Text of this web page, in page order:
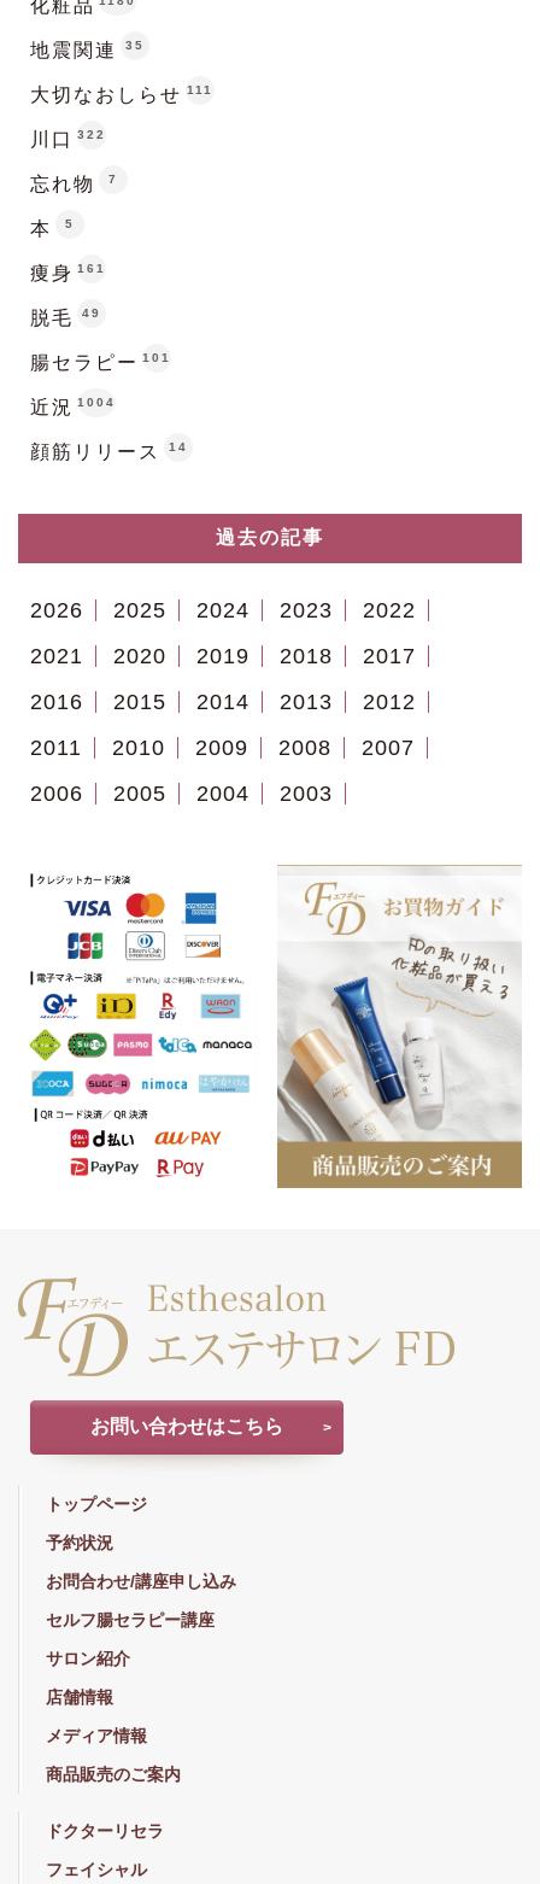
化粧品
地震関連 35
大切なおしらせ 111
川口 322
忘れ物 7
本 5
痩身 161
脱毛 49
腸セラピー 101
近況 1004
顔筋リリース 14
過去の記事
2026 2025 2024 2023
2022
2021
2020 2019 2018
2017
2016
2015 2014 2013
2012
2011
2010 2009 2008
2007
2006
2005 2004 2003
お問い合わせはこちら
トップページ
予約状況
お問合わせ/講座申し込み
セルフ腸セラピー講座
サロン紹介
店舗情報
メディア情報
商品販売のご案内
ドクターリセラ
フェイシャル